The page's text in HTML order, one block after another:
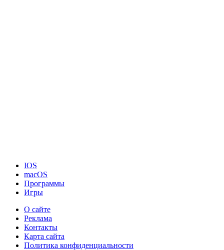
IOS
macOS
Программы
Игры
О сайте
Реклама
Контакты
Карта сайта
Политика конфиденциальности